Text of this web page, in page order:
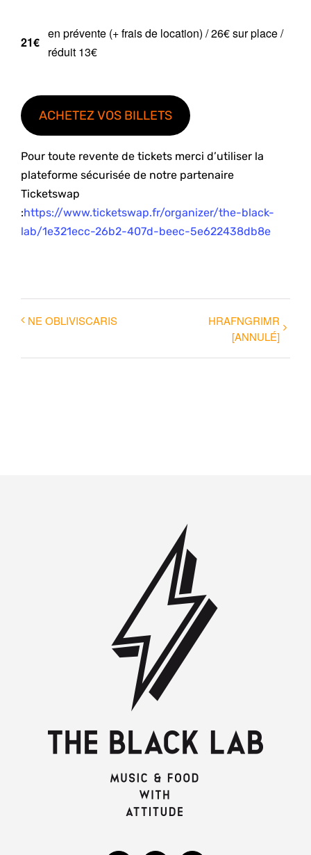
21€
en prévente (+ frais de location) / 26€ sur place /
réduit 13€
ACHETEZ VOS BILLETS
Pour toute revente de tickets merci d’utiliser la
plateforme sécurisée de notre partenaire
Ticketswap
:https://www.ticketswap.fr/organizer/the-black-
lab/1e321ecc-26b2-407d-beec-5e622438db8e
NE OBLIVISCARIS
HRAFNGRIMR
[ANNULÉ]